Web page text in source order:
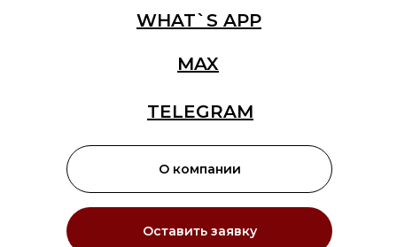
Оставить заявку
О компании
MAX
TELEGRAM
WHAT`S APP